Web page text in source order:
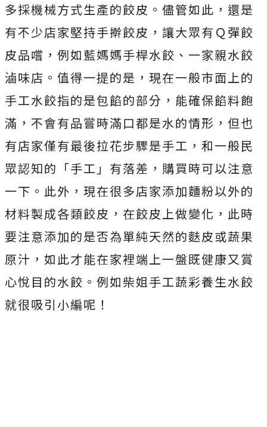
多採機械方式生產的餃皮。儘管如此，還是
有不少店家堅持手擀餃皮，讓大眾有Ｑ彈餃
皮品嚐，例如藍媽媽手桿水餃、一家親水餃
滷味店。值得一提的是，現在一般市面上的
手工水餃指的是包餡的部分，能確保餡料飽
滿，不會有品嘗時滿口都是水的情形，但也
有店家僅有最後拉花步驟是手工，和一般民
眾認知的「手工」有落差，購買時可以注意
一下。此外，現在很多店家添加麵粉以外的
材料製成各類餃皮，在餃皮上做變化，此時
要注意添加的是否為單純天然的麩皮或蔬果
原汁，如此才能在家裡端上一盤既健康又賞
心悅目的水餃。例如柴姐手工蔬彩養生水餃
就很吸引小編呢！